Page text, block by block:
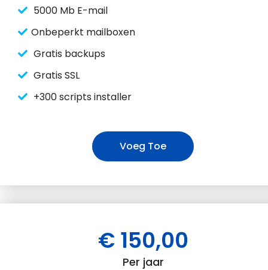
5000 Mb E-mail
Onbeperkt mailboxen
Gratis backups
Gratis SSL
+300 scripts installer
Voeg Toe
€ 150,00
Per jaar